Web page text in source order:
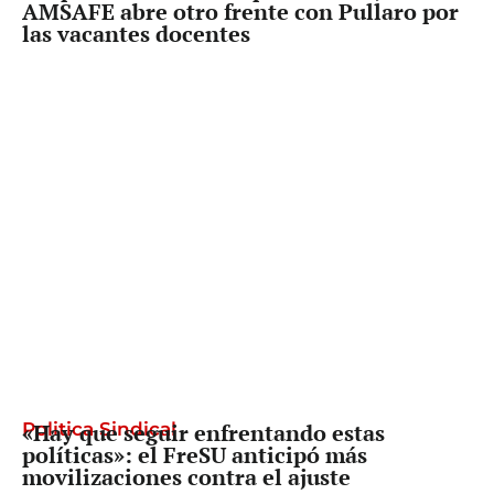
AMSAFE abre otro frente con Pullaro por
las vacantes docentes
Politica Sindical
«Hay que seguir enfrentando estas
políticas»: el FreSU anticipó más
movilizaciones contra el ajuste